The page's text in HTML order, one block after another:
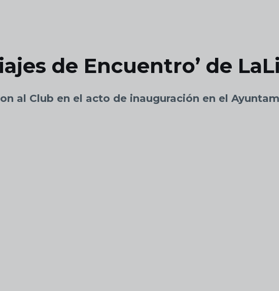
de Encuentro’ de
al Club en el acto de inauguración en el